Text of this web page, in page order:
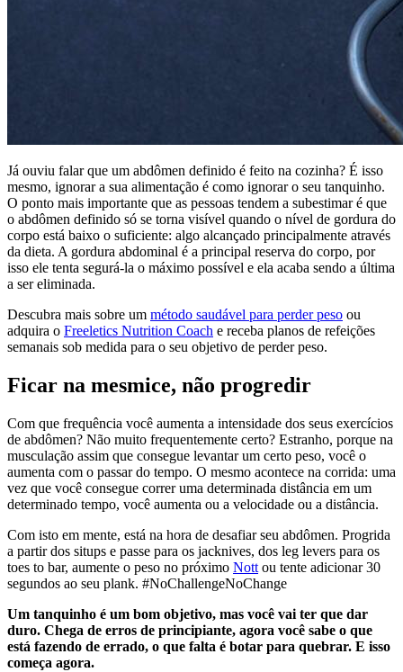
Já ouviu falar que um abdômen definido é feito na cozinha? É isso
mesmo, ignorar a sua alimentação é como ignorar o seu tanquinho.
O ponto mais importante que as pessoas tendem a subestimar é que
o abdômen definido só se torna visível quando o nível de gordura do
corpo está baixo o suficiente: algo alcançado principalmente através
da dieta. A gordura abdominal é a principal reserva do corpo, por
isso ele tenta segurá-la o máximo possível e ela acaba sendo a última
a ser eliminada.
Descubra mais sobre um método saudável para perder peso ou
adquira o Freeletics Nutrition Coach e receba planos de refeições
semanais sob medida para o seu objetivo de perder peso.
Ficar na mesmice, não progredir
Com que frequência você aumenta a intensidade dos seus exercícios
de abdômen? Não muito frequentemente certo? Estranho, porque na
musculação assim que consegue levantar um certo peso, você o
aumenta com o passar do tempo. O mesmo acontece na corrida: uma
vez que você consegue correr uma determinada distância em um
determinado tempo, você aumenta ou a velocidade ou a distância.
Com isto em mente, está na hora de desafiar seu abdômen. Progrida
a partir dos situps e passe para os jacknives, dos leg levers para os
toes to bar, aumente o peso no próximo Nott ou tente adicionar 30
segundos ao seu plank. #NoChallengeNoChange
Um tanquinho é um bom objetivo, mas você vai ter que dar
duro. Chega de erros de principiante, agora você sabe o que
está fazendo de errado, o que falta é botar para quebrar. E isso
começa agora.